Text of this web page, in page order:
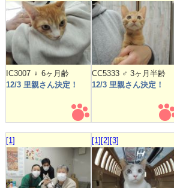
IC3007 ♀ 6ヶ月齢
12/3 里親さん決定！
CC5333 ♂ 3ヶ月半齢
12/3 里親さん決定！
[1] [1] [2] [3]